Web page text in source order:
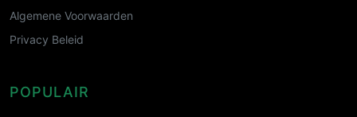
Algemene Voorwaarden
Privacy Beleid
POPULAIR